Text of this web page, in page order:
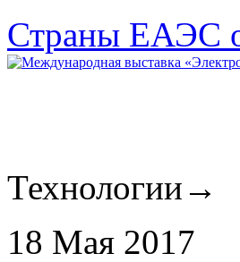
Страны ЕАЭС
Технологии →
18 Мая 2017